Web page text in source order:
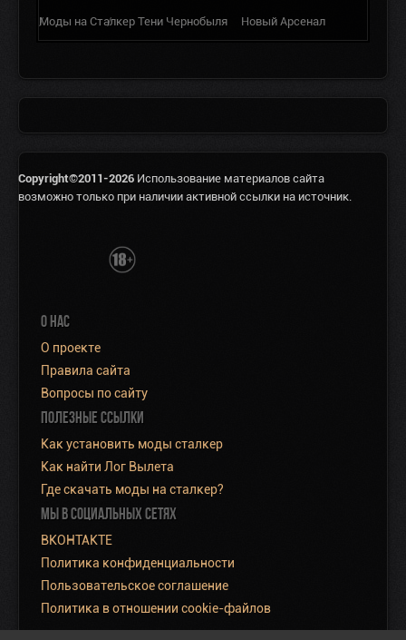
Моды на Сталкер Тени Чернобыля Новый Арсенал
Copyright©2011-2026 Использование материалов сайта
возможно только при наличии активной ссылки на источник.
О НАС
О проекте
Правила сайта
Вопросы по сайту
ПОЛЕЗНЫЕ ССЫЛКИ
Как установить моды сталкер
Как найти Лог Вылета
Где скачать моды на сталкер?
МЫ В СОЦИАЛЬНЫХ СЕТЯХ
ВКОНТАКТЕ
Политика конфиденциальности
Пользовательское соглашение
Политика в отношении cookie-файлов